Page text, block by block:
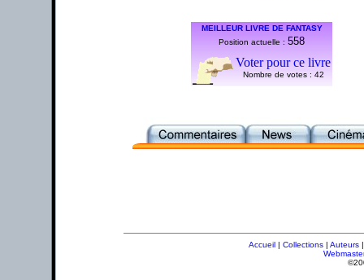
MEILLEUR LIVRE DE FANTASY
Position actuelle : 558
Voter pour ce livre
Nombre de votes : 42
Accueil | Collections | Auteurs